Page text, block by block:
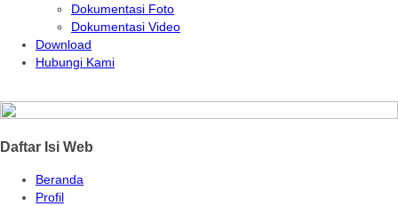
Dokumentasi Foto
Dokumentasi Video
Download
Hubungi Kami
Daftar Isi Web
Beranda
Profil